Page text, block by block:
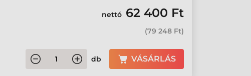
nettó 62 400 Ft
(79 248 Ft)
db VÁSÁRLÁS